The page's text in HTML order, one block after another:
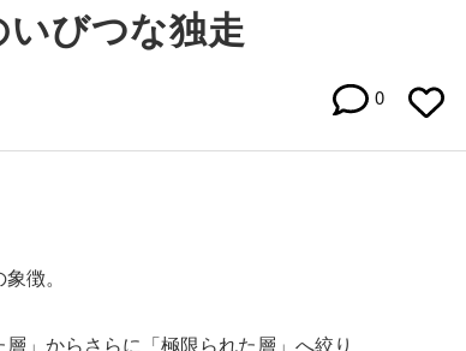
びつな独走
0
徴。
」からさらに「極限られた層」へ絞り